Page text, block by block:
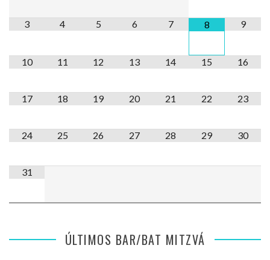
3 4 5 6 7 8 9
10 11 12 13 14 15 16
17 18 19 20 21 22 23
24 25 26 27 28 29 30
31
ÚLTIMOS BAR/BAT MITZVÁ